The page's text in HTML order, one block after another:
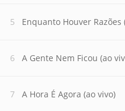
Enquanto Houver Razões
A Gente Nem Ficou (ao
A Hora É Agora (ao vivo)